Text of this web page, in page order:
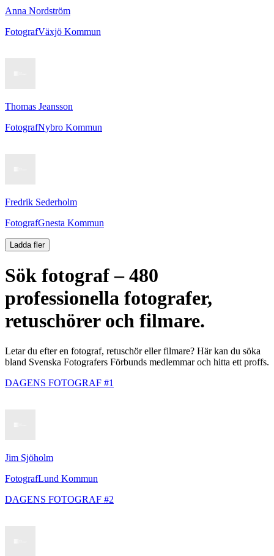
Anna Nordström
FotografVäxjö Kommun
Thomas Jeansson
FotografNybro Kommun
Fredrik Sederholm
FotografGnesta Kommun
Ladda fler
Sök fotograf – 480
professionella fotografer,
retuschörer och filmare.
Letar du efter en fotograf, retuschör eller filmare? Här kan du söka
bland Svenska Fotografers Förbunds medlemmar och hitta ett proffs.
DAGENS FOTOGRAF #1
Jim Sjöholm
FotografLund Kommun
DAGENS FOTOGRAF #2